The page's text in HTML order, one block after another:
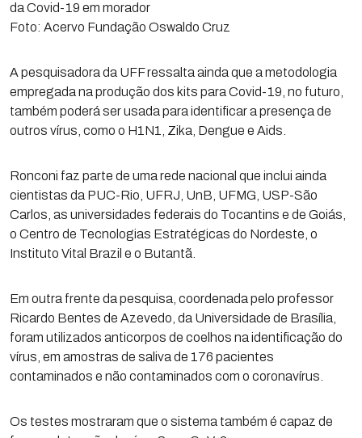
da Covid-19 em morador
Foto: Acervo Fundação Oswaldo Cruz
A pesquisadora da UFF ressalta ainda que a metodologia
empregada na produção dos kits para Covid-19, no futuro,
também poderá ser usada para identificar a presença de
outros vírus, como o H1N1, Zika, Dengue e Aids.
Ronconi faz parte de uma rede nacional que inclui ainda
cientistas da PUC-Rio, UFRJ, UnB, UFMG, USP-São
Carlos, as universidades federais do Tocantins e de Goiás,
o Centro de Tecnologias Estratégicas do Nordeste, o
Instituto Vital Brazil e o Butantã.
Em outra frente da pesquisa, coordenada pelo professor
Ricardo Bentes de Azevedo, da Universidade de Brasília,
foram utilizados anticorpos de coelhos na identificação do
vírus, em amostras de saliva de 176 pacientes
contaminados e não contaminados com o coronavírus.
Os testes mostraram que o sistema também é capaz de